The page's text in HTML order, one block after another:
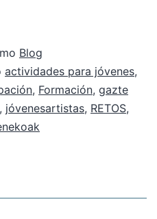
Blog
actividades para jóvenes,
, Formación, gazte
, jóvenesartistas, RETOS,